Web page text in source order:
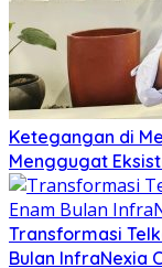
Ketegangan di
Menggugat
Transformasi
Bulan InfraNexia